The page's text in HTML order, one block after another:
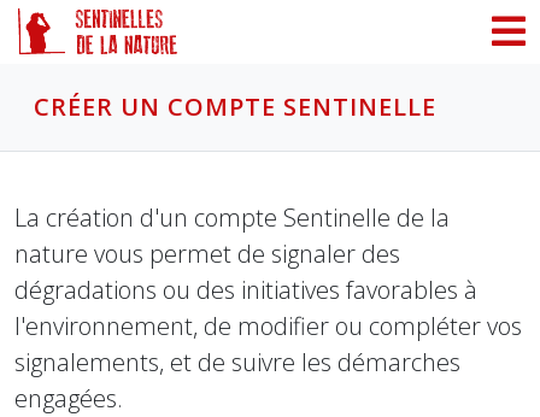
CRÉER UN COMPTE SENTINELLE
La création d'un compte Sentinelle de la
nature vous permet de signaler des
dégradations ou des initiatives favorables à
l'environnement, de modifier ou compléter vos
signalements, et de suivre les démarches
engagées.
Panneau de gestion des cookies